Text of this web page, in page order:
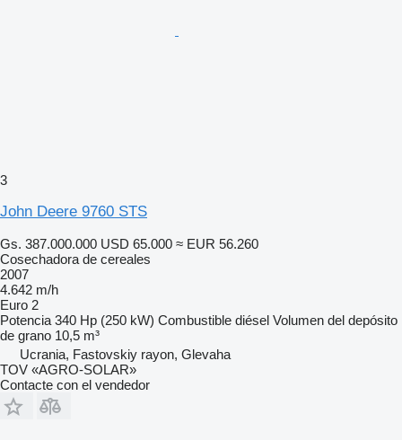
3
John Deere 9760 STS
Gs. 387.000.000 USD 65.000 ≈ EUR 56.260
Cosechadora de cereales
2007
4.642 m/h
Euro 2
Potencia 340 Hp (250 kW) Combustible diésel Volumen del depósito
de grano 10,5 m³
Ucrania, Fastovskiy rayon, Glevaha
TOV «AGRO-SOLAR»
Contacte con el vendedor